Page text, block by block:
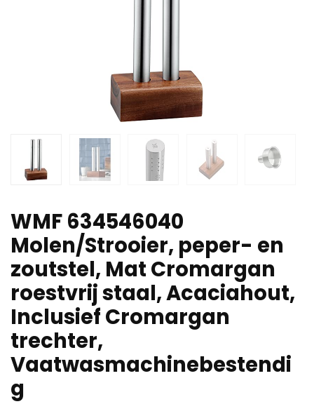
WMF 634546040
Molen/Strooier, peper- en
zoutstel, Mat Cromargan
roestvrij staal, Acaciahout,
Inclusief Cromargan
trechter,
Vaatwasmachinebestendi
g